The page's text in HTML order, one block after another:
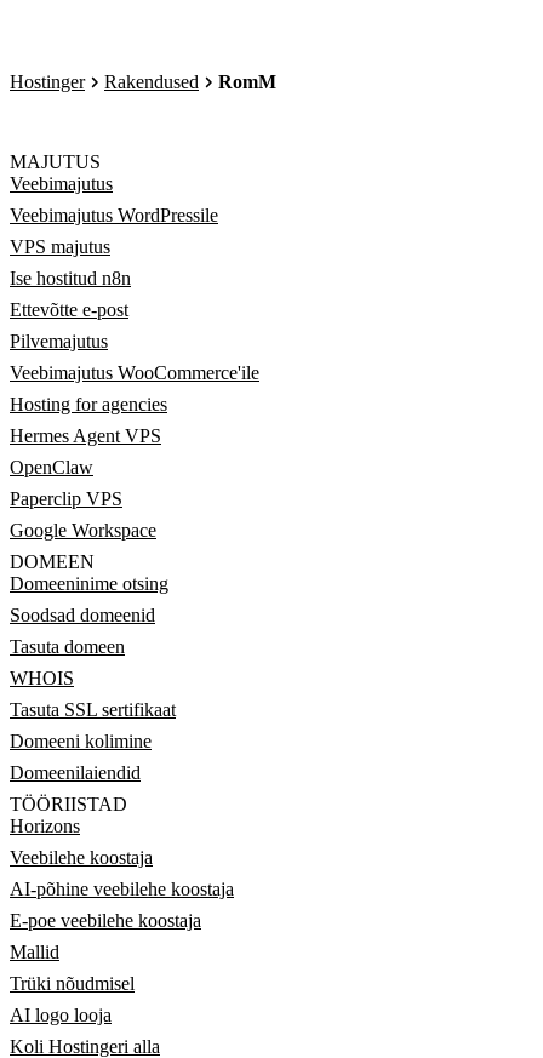
Hostinger Rakendused RomM
MAJUTUS
Veebimajutus
Veebimajutus WordPressile
VPS majutus
Ise hostitud n8n
Ettevõtte e-post
Pilvemajutus
Veebimajutus WooCommerce'ile
Hosting for agencies
Hermes Agent VPS
OpenClaw
Paperclip VPS
Google Workspace
DOMEEN
Domeeninime otsing
Soodsad domeenid
Tasuta domeen
WHOIS
Tasuta SSL sertifikaat
Domeeni kolimine
Domeenilaiendid
TÖÖRIISTAD
Horizons
Veebilehe koostaja
AI-põhine veebilehe koostaja
E-poe veebilehe koostaja
Mallid
Trüki nõudmisel
AI logo looja
Koli Hostingeri alla